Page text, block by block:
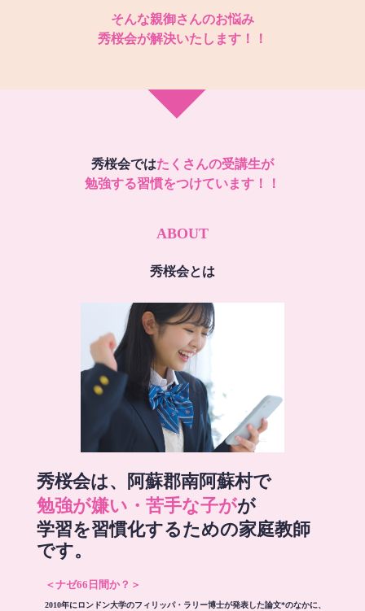
そんな親御さんのお悩み
秀桜会が解決いたします！！
秀桜会ではたくさんの受講生が
勉強する習慣をつけています！！
ABOUT
秀桜会とは
秀桜会は、阿蘇郡南阿蘇村で
勉強が嫌い・苦手な子がが
学習を習慣化するための家庭教師
です。
＜ナゼ66日間か？＞
2010年にロンドン大学のフィリッパ・ラリー博士が発表した論文*のなかに、